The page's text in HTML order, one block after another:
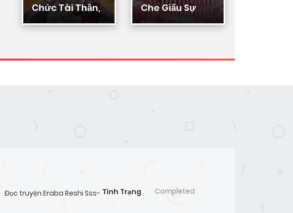
Chức Tài Thần,
Ta Chuyển Hóa
Che Giấu Sự
Giàu Sang
Đọc truyện Eraba Reshi Sss- Tình Trạng Completed